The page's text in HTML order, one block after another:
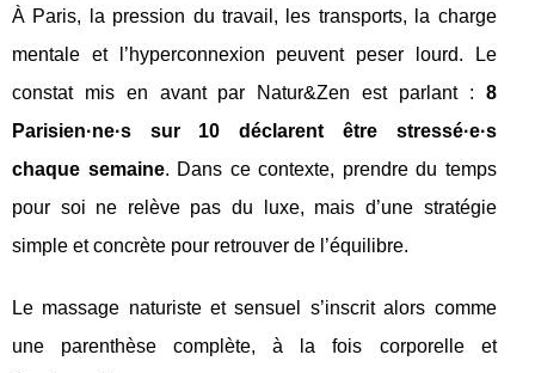
À Paris, la pression du travail, les transports, la charge
mentale et l’hyperconnexion peuvent peser lourd. Le
constat mis en avant par Natur&Zen est parlant : 8
Parisien·ne·s sur 10 déclarent être stressé·e·s
chaque semaine. Dans ce contexte, prendre du temps
pour soi ne relève pas du luxe, mais d’une stratégie
simple et concrète pour retrouver de l’équilibre.
Le massage naturiste et sensuel s’inscrit alors comme
une parenthèse complète, à la fois corporelle et